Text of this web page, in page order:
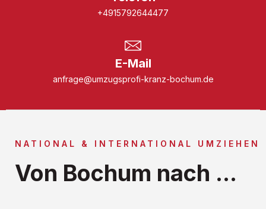
+4915792644477
E-Mail
anfrage@umzugsprofi-kranz-bochum.de
NATIONAL & INTERNATIONAL UMZIEHEN
Von Bochum nach ...